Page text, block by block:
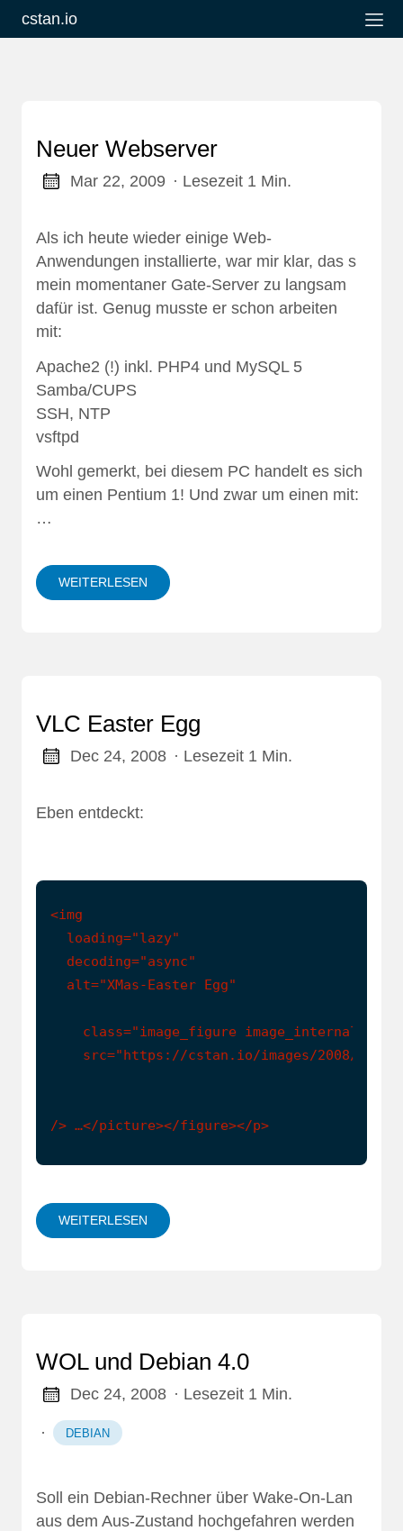
cstan.io
Neuer Webserver
Mar 22, 2009 · Lesezeit 1 Min.
Als ich heute wieder einige Web-
Anwendungen installierte, war mir klar, das s
mein momentaner Gate-Server zu langsam
dafür ist. Genug musste er schon arbeiten
mit:
Apache2 (!) inkl. PHP4 und MySQL 5
Samba/CUPS
SSH, NTP
vsftpd
Wohl gemerkt, bei diesem PC handelt es sich
um einen Pentium 1! Und zwar um einen mit:
…
WEITERLESEN
VLC Easter Egg
Dec 24, 2008 · Lesezeit 1 Min.
Eben entdeckt:
<img
  loading="lazy"
  decoding="async"
  alt="XMas-Easter Egg"
class="image_figure image_internal
src="https://cstan.io/images/2008/12/
/> …</picture></figure></p>
WEITERLESEN
WOL und Debian 4.0
Dec 24, 2008 · Lesezeit 1 Min.
· DEBIAN
Soll ein Debian-Rechner über Wake-On-Lan
aus dem Aus-Zustand hochgefahren werden